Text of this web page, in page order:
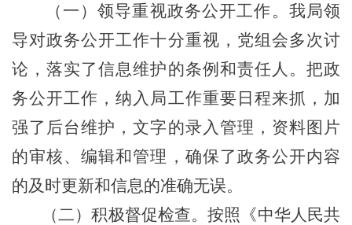
（一）领导重视政务公开工作。我局领
导对政务公开工作十分重视，党组会多次讨
论，落实了信息维护的条例和责任人。把政
务公开工作，纳入局工作重要日程来抓，加
强了后台维护，文字的录入管理，资料图片
的审核、编辑和管理，确保了政务公开内容
的及时更新和信息的准确无误。
（二）积极督促检查。按照《中华人民共